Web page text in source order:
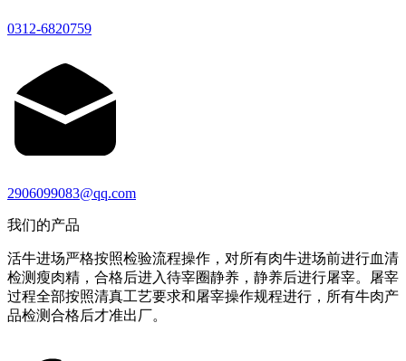
0312-6820759
2906099083@qq.com
我们的产品
活牛进场严格按照检验流程操作，对所有肉牛进场前进行血清
检测瘦肉精，合格后进入待宰圈静养，静养后进行屠宰。屠宰
过程全部按照清真工艺要求和屠宰操作规程进行，所有牛肉产
品检测合格后才准出厂。